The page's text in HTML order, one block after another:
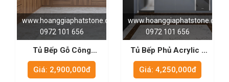
www.hoanggiaphatstone.com
0972 101 656
Tủ Bếp Gỗ Công
Nghiệp MDF - TB1005
Giá: 2,900,000đ
www.hoanggiaphatstone.com
0972 101 656
Tủ Bếp Phủ Acrylic -
TB1004
Giá: 4,250,000đ